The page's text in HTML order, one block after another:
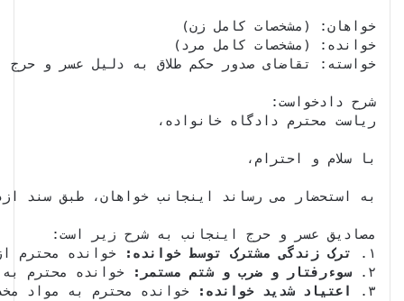
۱.
ترک زندگی مشترک توسط خوانده:
۲.
سوءرفتار و ضرب و شتم مستمر:
۳.
اعتیاد شدید خوانده: